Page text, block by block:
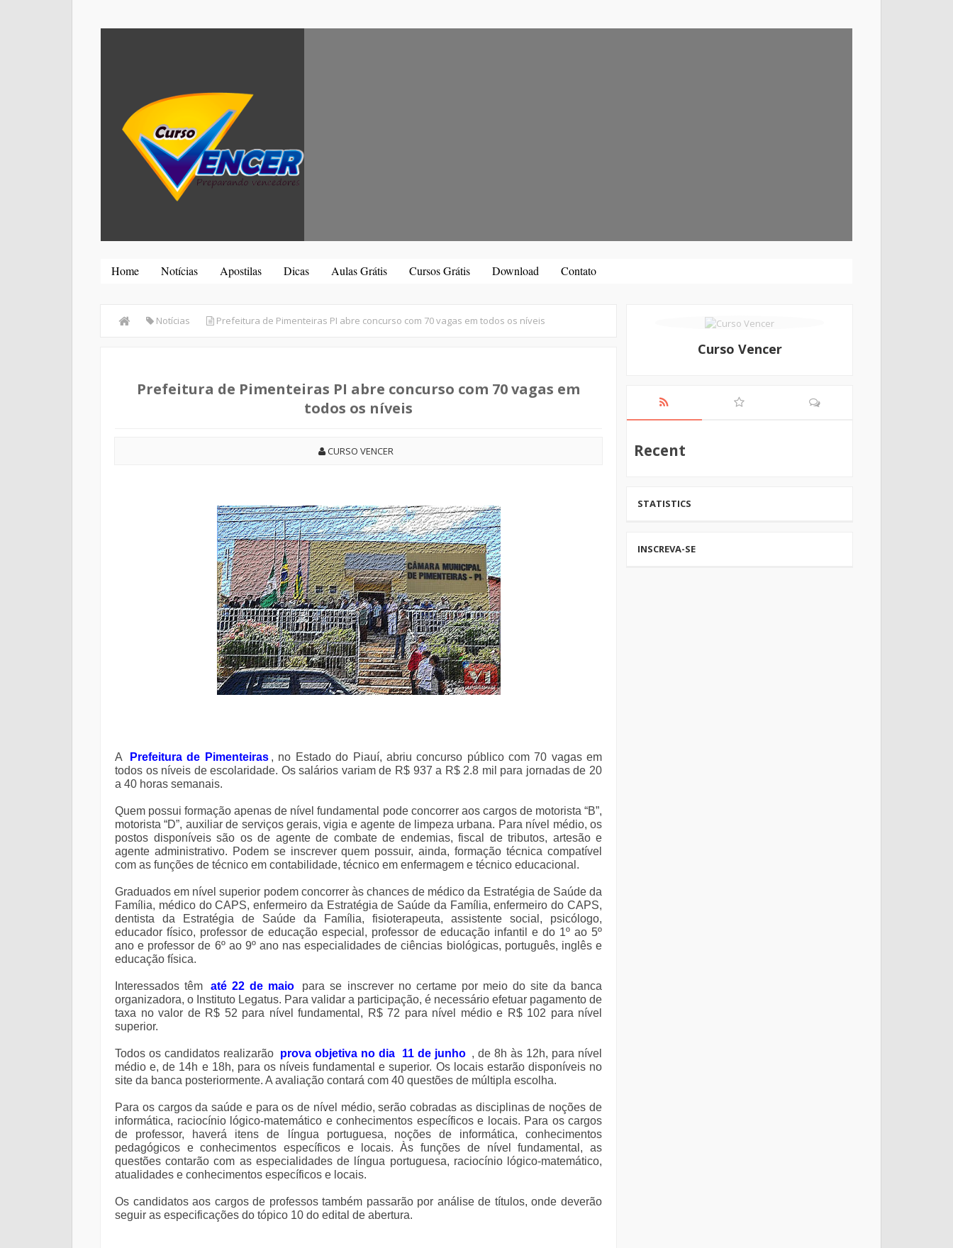
Home Notícias Apostilas Dicas Aulas Grátis Cursos Grátis Download Contato
Notícias Prefeitura de Pimenteiras PI abre concurso com 70 vagas em todos os níveis
Prefeitura de Pimenteiras PI abre concurso com 70 vagas em
todos os níveis
CURSO VENCER
A Prefeitura de Pimenteiras , no Estado do Piauí, abriu concurso público com 70 vagas em
todos os níveis de escolaridade. Os salários variam de R$ 937 a R$ 2.8 mil para jornadas de 20
a 40 horas semanais.
Quem possui formação apenas de nível fundamental pode concorrer aos cargos de motorista “B”,
motorista “D”, auxiliar de serviços gerais, vigia e agente de limpeza urbana. Para nível médio, os
postos disponíveis são os de agente de combate de endemias, fiscal de tributos, artesão e
agente administrativo. Podem se inscrever quem possuir, ainda, formação técnica compatível
com as funções de técnico em contabilidade, técnico em enfermagem e técnico educacional.
Graduados em nível superior podem concorrer às chances de médico da Estratégia de Saúde da
Família, médico do CAPS, enfermeiro da Estratégia de Saúde da Família, enfermeiro do CAPS,
dentista da Estratégia de Saúde da Família, fisioterapeuta, assistente social, psicólogo,
educador físico, professor de educação especial, professor de educação infantil e do 1º ao 5º
ano e professor de 6º ao 9º ano nas especialidades de ciências biológicas, português, inglês e
educação física.
Interessados têm até 22 de maio
para se inscrever no certame por meio do site da banca
organizadora, o Instituto Legatus. Para validar a participação, é necessário efetuar pagamento de
taxa no valor de R$ 52 para nível fundamental, R$ 72 para nível médio e R$ 102 para nível
superior.
Todos os candidatos realizarão prova objetiva no dia 11 de junho , de 8h às 12h, para nível
médio e, de 14h e 18h, para os níveis fundamental e superior. Os locais estarão disponíveis no
site da banca posteriormente. A avaliação contará com 40 questões de múltipla escolha.
Para os cargos da saúde e para os de nível médio, serão cobradas as disciplinas de noções de
informática, raciocínio lógico-matemático e conhecimentos específicos e locais. Para os cargos
de professor, haverá itens de língua portuguesa, noções de informática, conhecimentos
pedagógicos e conhecimentos específicos e locais. Às funções de nível fundamental, as
questões contarão com as especialidades de língua portuguesa, raciocínio lógico-matemático,
atualidades e conhecimentos específicos e locais.
Os candidatos aos cargos de professos também passarão por análise de títulos, onde deverão
seguir as especificações do tópico 10 do edital de abertura.
Curso Vencer
Recent
STATISTICS
INSCREVA-SE